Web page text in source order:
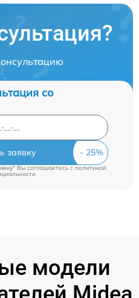
со
заявку
Вы соглашаетесь cполитикой
модели